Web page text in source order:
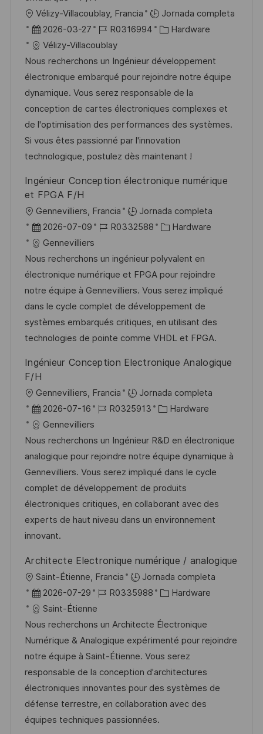
c
U
b
c
a
c
i
ó
n
Vélizy-Villacoublay, Francia
Jornada completa
F
e
c
h
a
d
e
p
u
l
a
c
2026-03-27
I
D
d
e
e
m
p
l
e
R0316994
C
t
e
g
o
r
í
a
Hardware
Vélizy-Villacoublay
Nous recherchons un Ingénieur développement
électronique embarqué pour rejoindre notre équipe
dynamique. Vous serez responsable de la
conception de cartes électroniques complexes et
de l'optimisation des performances des systèmes.
Si vous êtes passionné par l'innovation
technologique, postulez dès maintenant !
Ingénieur Conception électronique numérique
et FPGA F/H
U
b
c
a
c
i
ó
n
Gennevilliers, Francia
Jornada completa
F
e
c
h
a
d
e
p
b
c
a
2026-07-09
I
d
e
e
m
p
l
o
R0332588
C
t
e
g
o
r
í
Hardware
Gennevilliers
Nous recherchons un ingénieur polyvalent en
électronique numérique et FPGA pour rejoindre
notre équipe à Gennevilliers. Vous serez impliqué
dans le cycle complet de développement de
systèmes embarqués critiques, en utilisant des
technologies de pointe comme VHDL et FPGA.
Ingénieur Conception Electronique Analogique
F/H
U
b
c
a
c
i
ó
n
Gennevilliers, Francia
Jornada completa
F
e
c
h
a
d
e
p
u
l
i
c
a
c
i
ó
n
2026-07-16
I
d
e
e
m
p
l
R0325913
C
t
e
g
o
r
í
Hardware
Gennevilliers
Nous recherchons un Ingénieur R&D en électronique
analogique pour rejoindre notre équipe dynamique à
Gennevilliers. Vous serez impliqué dans le cycle
complet de développement de produits
électroniques critiques, en collaborant avec des
experts de haut niveau dans un environnement
innovant.
Architecte Electronique numérique / analogique
U
b
c
a
c
i
ó
n
Saint-Étienne, Francia
Jornada completa
F
e
c
h
a
d
e
p
u
2026-07-29
I
d
e
e
m
p
l
e
R0335988
C
t
e
g
o
r
í
Hardware
Saint-Étienne
Nous recherchons un Architecte Électronique
Numérique & Analogique expérimenté pour rejoindre
notre équipe à Saint-Étienne. Vous serez
responsable de la conception d'architectures
électroniques innovantes pour des systèmes de
défense terrestre, en collaboration avec des
équipes techniques passionnées.